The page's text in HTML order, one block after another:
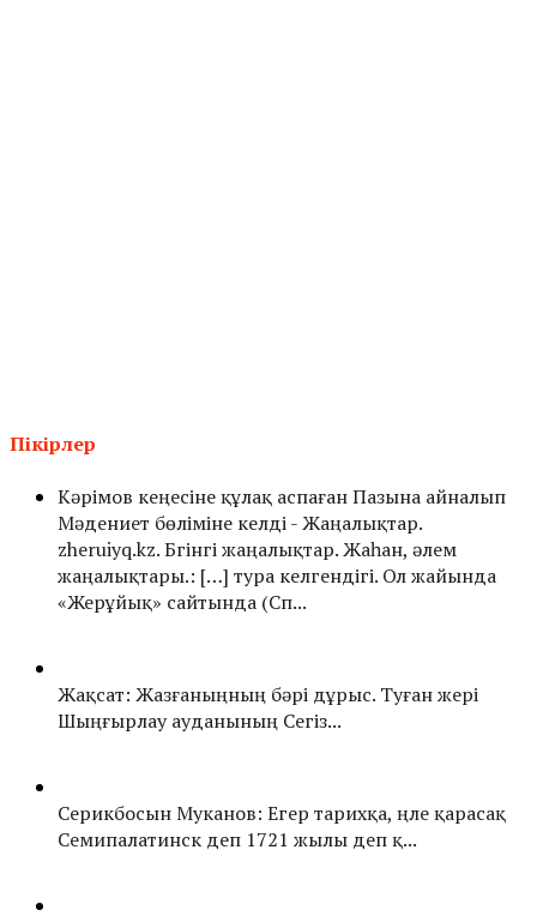
Пікірлер
Кәрімов кеңесіне құлақ аспаған Пазына айналып
Мәдениет бөліміне келді - Жаңалықтар.
zheruiyq.kz. Бүгінгі жаңалықтар. Жаһан, әлем
жаңалықтары.: […] тура келгендігі. Ол жайында
«Жерұйық» сайтында (Сп...
Жақсат: Жазғаныңның бәрі дұрыс. Туған жері
Шыңғырлау ауданының Сегіз...
Серикбосын Муканов: Егер тарихқа, үңле қарасақ
Семипалатинск деп 1721 жылы деп қ...